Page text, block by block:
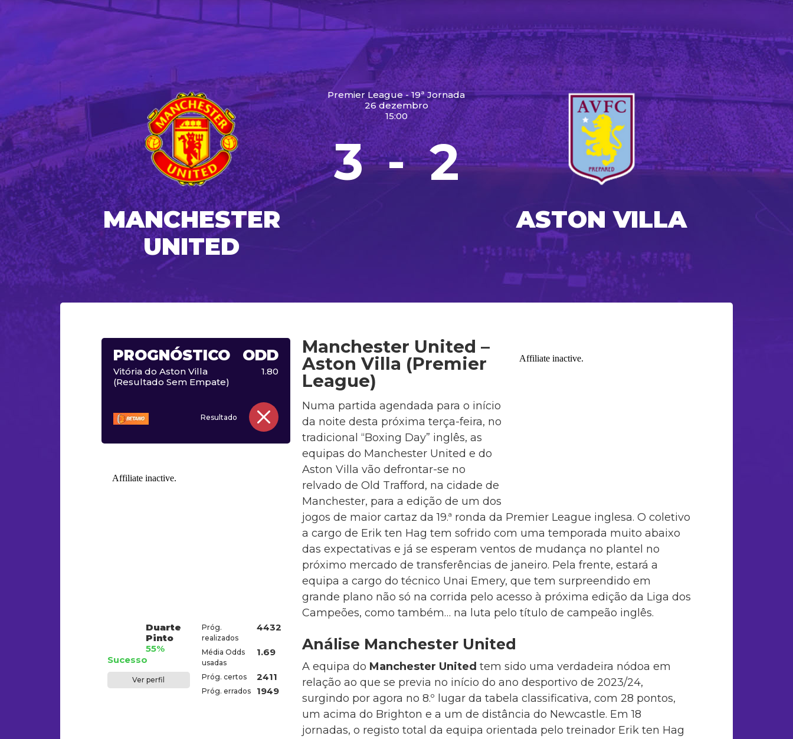
MANCHESTER
UNITED
Premier League - 19ª Jornada
26 dezembro
15:00
3 - 2
ASTON VILLA
PROGNÓSTICO ODD
Vitória do Aston Villa
(Resultado Sem Empate)
1.80
Resultado
Duarte
Pinto
55%
Sucesso
Ver perfil
Próg.
realizados
4432
Média Odds
usadas
1.69
Próg. certos 2411
Próg. errados 1949
Manchester United –
Aston Villa (Premier
League)
Numa partida agendada para o início
da noite desta próxima terça-feira, no
tradicional “Boxing Day” inglês, as
equipas do Manchester United e do
Aston Villa vão defrontar-se no
relvado de Old Trafford, na cidade de
Manchester, para a edição de um dos
jogos de maior cartaz da 19.ª ronda da Premier League inglesa. O coletivo
a cargo de Erik ten Hag tem sofrido com uma temporada muito abaixo
das expectativas e já se esperam ventos de mudança no plantel no
próximo mercado de transferências de janeiro. Pela frente, estará a
equipa a cargo do técnico Unai Emery, que tem surpreendido em
grande plano não só na corrida pelo acesso à próxima edição da Liga dos
Campeões, como também… na luta pelo título de campeão inglês.
Análise Manchester United
A equipa do Manchester United tem sido uma verdadeira nódoa em
relação ao que se previa no início do ano desportivo de 2023/24,
surgindo por agora no 8.º lugar da tabela classificativa, com 28 pontos,
um acima do Brighton e a um de distância do Newcastle. Em 18
jornadas, o registo total da equipa orientada pelo treinador Erik ten Hag